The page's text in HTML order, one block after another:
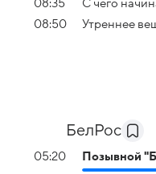
08:35
С чего
08:50
Утреннее
БелРос
05:20 Позывной